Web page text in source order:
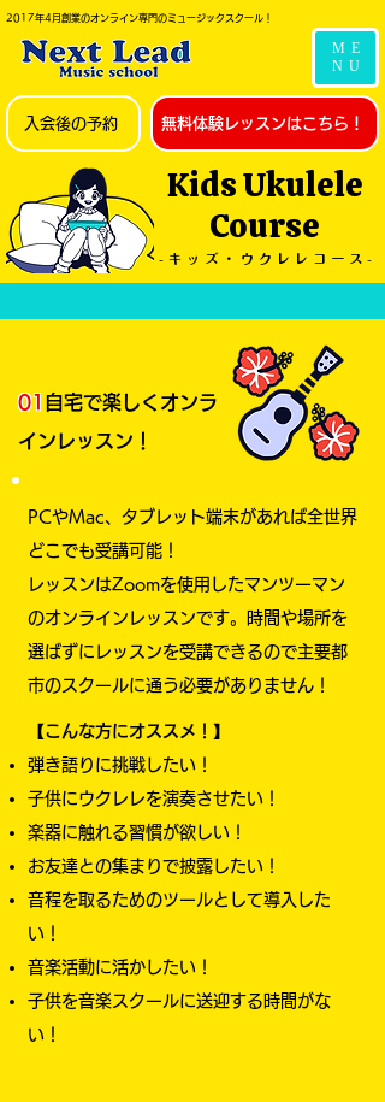
2017年4月創業のオンライン専門のミュージックスクール！
ME
NU
入会後の予約 無料体験レッスンはこちら！
Kids Ukulele
Course
- キ ッ ズ ・ ウ ク レ レ コ ー ス -
​01 自宅で楽しくオンラ
インレッスン！
PCやMac、タブレット端末があれば全世界
どこでも受講可能！
レッスンはZoomを使用したマンツーマン
のオンラインレッスンです。時間や場所を
選ばずにレッスンを受講できるので主要都
市のスクールに通う必要がありません！
【こんな方にオススメ！】
弾き語りに挑戦したい！
子供にウクレレを演奏させたい！
楽器に触れる習慣が欲しい！
お友達との集まりで披露したい！
音程を取るためのツールとして導入した
い！
​音楽活動に活かしたい！
​子供を音楽スクールに送迎する時間がな
い！